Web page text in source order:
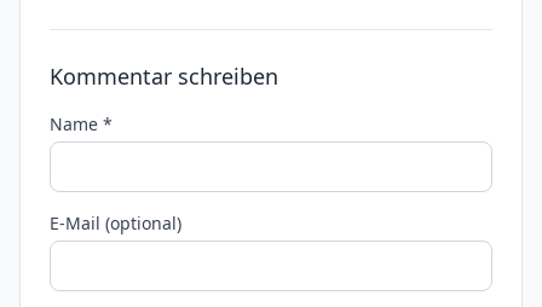
Kommentar schreiben
Name *
E-Mail (optional)